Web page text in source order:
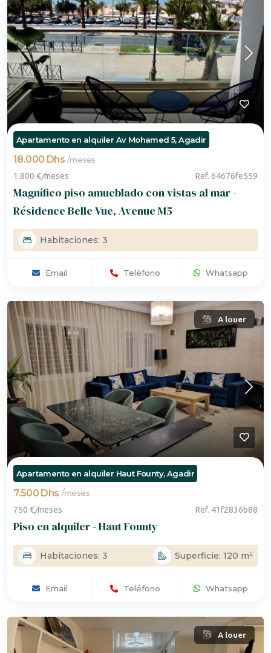
Apartamento en alquiler Av Mohamed 5, Agadir
18.000 Dhs /meses
1.800 €/meses Ref. 64676fe559
Magnífico piso amueblado con vistas al mar -
Résidence Belle Vue, Avenue M5
Habitaciones: 3
Email Teléfono Whatsapp
A louer
Apartamento en alquiler Haut Founty, Agadir
7.500 Dhs /meses
750 €/meses Ref. 41f2836b88
Piso en alquiler - Haut Founty
Habitaciones: 3 Superficie: 120 m²
Email Teléfono Whatsapp
A louer